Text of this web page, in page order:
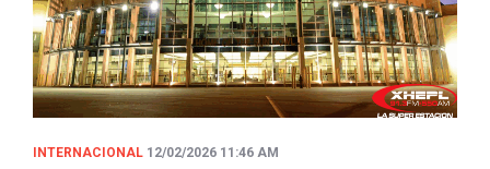
INTERNACIONAL 12/02/2026 11:46 AM